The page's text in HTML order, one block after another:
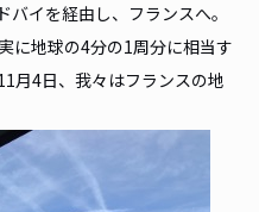
イを経由し、フランスへ。
に地球の4分の1周分に相当す
月4日、我々はフランスの地